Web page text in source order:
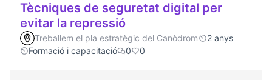
Tècniques de seguretat digital per
evitar la repressió
Treballem el pla estratègic del Canòdrom
2 anys
Formació i capacitació
0 0